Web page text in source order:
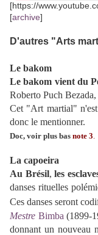
[https://
[archive]
D'autres "Arts
Le bakom
Le bakom vient du
Roberto Puch
Cet "Art martial"
donc le mentionner.
Doc, voir plus bas note 3.
La capoeira
Au Brésil, les
danses rituelles
Ces danses seront
Mestre Bimba (1899-
donnant un nouveau